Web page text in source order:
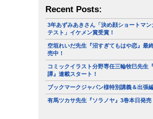
Recent Posts:
3年あずみあきさん「決め顔ショートマン
テスト」イケメン賞受賞！
空垣れいだ先生『沼すぎてもはや恋』最
売中！
コミックイラスト分野専任三輪牧巳先生
譚』連載スタート！
ブックマークジャパン様特別講義＆出張
有馬ツカサ先生『ソラノヤ』3巻本日発売